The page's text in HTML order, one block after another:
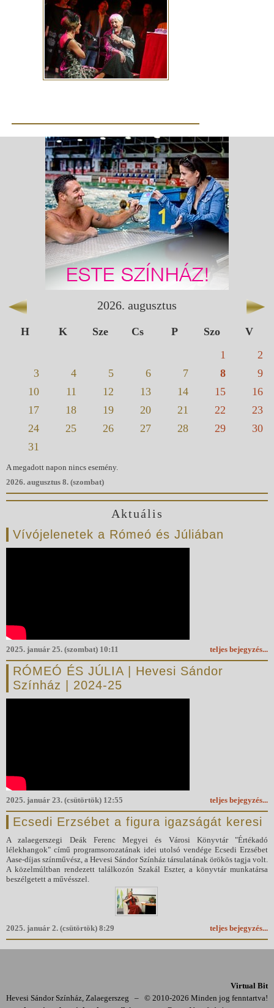
2026. augusztus
H K Sze Cs P Szo
V
1
2
3
4 5 6 7 8
9
10
11 12 13 14 15
16
17
18 19 20 21 22
23
24
25 26 27 28 29
30
31
A megadott napon nincs esemény.
2026. augusztus 8. (szombat)
Aktuális
Vívójelenetek a Rómeó és Júliában
teljes bejegyzés...
2025. január 25. (szombat) 10:11
RÓMEÓ ÉS JÚLIA | Hevesi Sándor
Színház | 2024-25
teljes bejegyzés...
2025. január 23. (csütörtök) 12:55
Ecsedi Erzsébet a figura igazságát keresi
A zalaegerszegi Deák Ferenc Megyei és Városi Könyvtár "Értékadó
lélekhangok" című programsorozatának idei utolsó vendége Ecsedi Erzsébet
Aase-díjas színművész, a Hevesi Sándor Színház társulatának örökös tagja volt.
A közelmúltban rendezett találkozón Szakál Eszter, a könyvtár munkatársa
beszélgetett a művésszel.
teljes bejegyzés...
2025. január 2. (csütörtök) 8:29
Virtual Bit
Hevesi Sándor Színház, Zalaegerszeg
– © 2010-2026 Minden jog fenntartva!